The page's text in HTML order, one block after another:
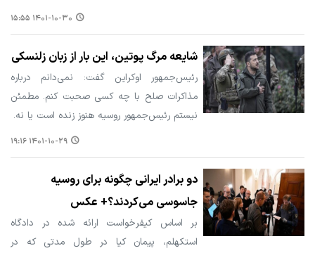
۱۴۰۱-۱۰-۳۰ ۱۵:۵۵
شایعه مرگ پوتین، این بار از زبان زلنسکی
رئیس‌جمهور اوکراین گفت: نمی‌دانم درباره
مذاکرات صلح با چه کسی صحبت کنم. مطمئن
نیستم رئیس‌جمهور روسیه هنوز زنده است یا نه.
۱۴۰۱-۱۰-۲۹ ۱۹:۱۶
دو برادر ایرانی چگونه برای روسیه
جاسوسی می‌کردند؟+ عکس
بر اساس کیفرخواست ارائه شده در دادگاه
استکهلم، پیمان کیا در طول مدتی که در